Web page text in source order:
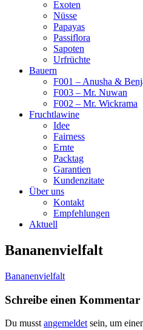
Exoten
Nüsse
Papayas
Passiflora
Sapoten
Urfrüchte
Bauern
F001 – Anusha &
F003 – Mr. Nuwan
F002 – Mr. Wickrama
Fruchtlawine
Idee
Fairness
Ernte
Packtag
Garantien
Kundenzitate
Über uns
Kontakt
Empfehlungen
Aktuell
Bananenvielfalt
Bananenvielfalt
Schreibe einen Kommentar
Du musst angemeldet sein, um